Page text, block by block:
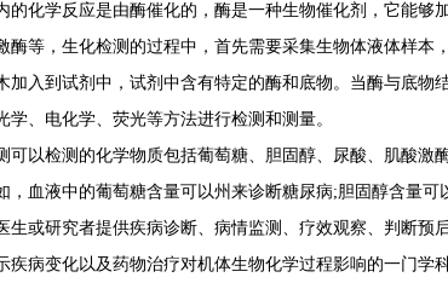
的化学反应是由酶催化的，酶是一种生物催化剂，它能
酶等，生化检测的过程中，首先需要采集生物体液体样
加入到试剂中，试剂中含有特定的酶和底物。当酶与底
学、电化学、荧光等方法进行检测和测量。
可以检测的化学物质包括葡萄糖、胆固醇、尿酸、肌酸
，血液中的葡萄糖含量可以州来诊断糖尿病;胆固醇含量可
生或研究者提供疾病诊断、病情监测、疗效观察、判断
疾病变化以及药物治疗对机体生物化学过程影响的一门